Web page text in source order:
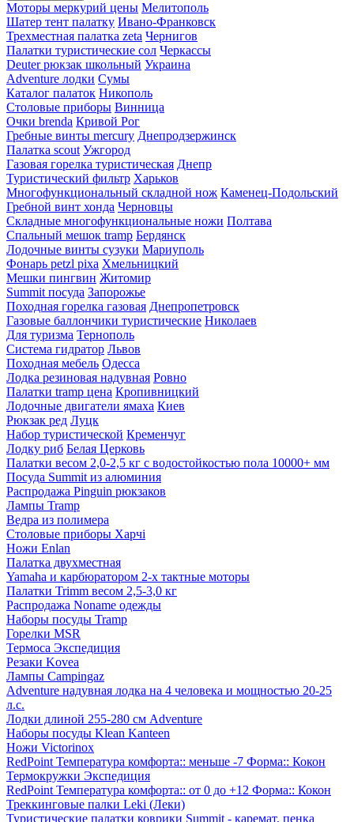
Моторы меркурий цены Мелитополь
Шатер тент палатку Ивано-Франковск
Трехместная палатка zeta Чернигов
Палатки туристические сол Черкассы
Deuter рюкзак школьный Украина
Adventure лодки Сумы
Каталог палаток Никополь
Столовые приборы Винница
Очки brenda Кривой Рог
Гребные винты mercury Днепродзержинск
Палатка scout Ужгород
Газовая горелка туристическая Днепр
Туристический фильтр Харьков
Многофункциональный складной нож Каменец-Подольский
Гребной винт хонда Черновцы
Складные многофункциональные ножи Полтава
Спальный мешок tramp Бердянск
Лодочные винты сузуки Мариуполь
Фонарь petzl pixa Хмельницкий
Мешки пингвин Житомир
Summit посуда Запорожье
Походная горелка газовая Днепропетровск
Газовые баллончики туристические Николаев
Для туризма Тернополь
Система гидратор Львов
Походная мебель Одесса
Лодка резиновая надувная Ровно
Палатки tramp цена Кропивницкий
Лодочные двигатели ямаха Киев
Рюкзак ред Луцк
Набор туристической Кременчуг
Лодку риб Белая Церковь
Палатки весом 2,0-2,5 кг с водостойкостью пола 10000+ мм
Посуда Summit из алюминия
Распродажа Pinguin рюкзаков
Лампы Tramp
Ведра из полимера
Столовые приборы Харчі
Ножи Enlan
Палатка двухместная
Yamaha и карбюратором 2-х тактные моторы
Палатки Trimm весом 2,5-3,0 кг
Распродажа Noname одежды
Наборы посуды Tramp
Горелки MSR
Термоса Экспедиция
Резаки Kovea
Лампы Campingaz
Adventure надувная лодка на 4 человека и мощностью 20-25
л.с.
Лодки длиной 255-280 см Adventure
Наборы посуды Klean Kanteen
Ножи Victorinox
RedPoint Температура комфорта:: меньше -7 Форма:: Кокон
Термокружки Экспедиция
RedPoint Температура комфорта:: от 0 до +12 Форма:: Кокон
Треккинговые палки Leki (Леки)
Туристические палатки коврики Summit - каремат, пенка